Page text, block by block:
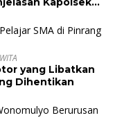
yang Libatkan
Dihentikan